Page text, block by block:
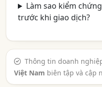
Làm sao kiểm
trước khi giao dịch?
Thông tin doanh
Việt Nam biên tập và cập